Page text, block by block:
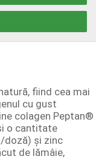
fiind cea mai
cu gust
colagen Peptan®
o cantitate
doză) şi zinc
de lămâie,